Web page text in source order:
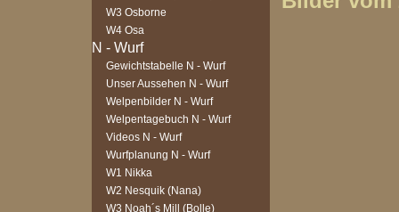
W3 Osborne
W4 Osa
Gewichtstabelle N - Wurf
Unser Aussehen N - Wurf
Welpenbilder N - Wurf
Welpentagebuch N - Wurf
Videos N - Wurf
Wurfplanung N - Wurf
W1 Nikka
W2 Nesquik (Nana)
W3 Noah´s Mill (Bolle)